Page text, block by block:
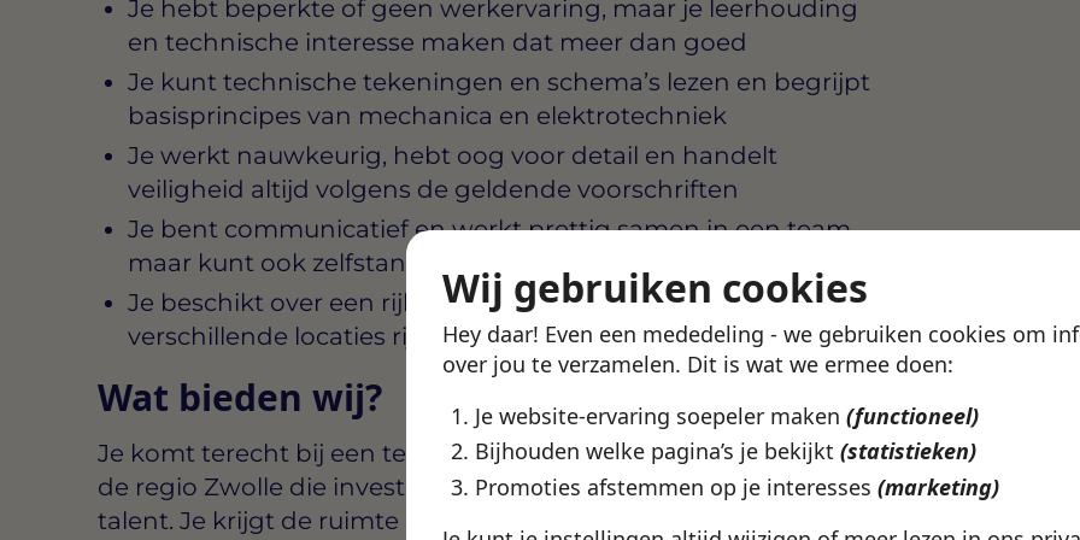
Wij gebruiken cookies
Hey daar! Even een mededeling - we gebruiken cookies om
over jou te verzamelen. Dit is wat we ermee doen:
Je website-ervaring soepeler maken (functioneel)
Bijhouden welke pagina’s je bekijkt (statistieken)
Promoties afstemmen op je interesses (marketing)
Je hebt beperkte of geen werkervaring, maar je leerhouding
en technische interesse maken dat meer dan goed
Je kunt technische tekeningen en schema’s lezen en begrijpt
basisprincipes van mechanica en elektrotechniek
Je werkt nauwkeurig, hebt oog voor detail en handelt
veiligheid altijd volgens de geldende voorschriften
Je bent communicatief en werkt prettig samen in een team,
maar kunt ook zelfstandig eenvoudige taken uitvoeren
Je beschikt over een rijbewijs B, omdat je soms naar
verschillende locaties rijdt binnen de regio
Wat bieden wij?
Je komt terecht bij een technisch georiënteerde organisatie in
de regio Zwolle die investeert in de ontwikkeling van jong
talent. Je krijgt de ruimte om te leren van ervaren collega’s en je